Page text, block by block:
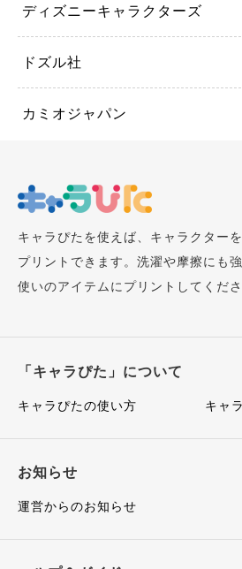
ディズニーキャラクターズ
ドズル社
カミオジャパン
キャラぴたを使えば、キャラクター
プリントできます。洗濯や摩擦にも
使いのアイテムにプリントしてくださ
「キャラぴた」について
キャラぴたの使い方 キャ
お知らせ
運営からのお知らせ